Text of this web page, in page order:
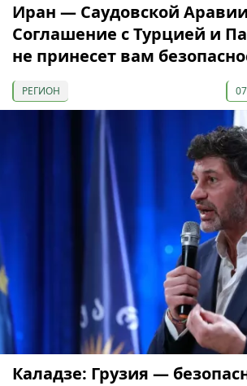
Иран — Саудовской
Соглашение с Турцией и
не принесет вам
РЕГИОН
Каладзе: Грузия —